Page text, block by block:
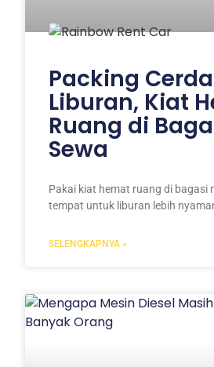
Packing
Liburan, Kiat
Ruang di
Sewa
Pakai kiat hemat ruang di bagasi
tempat untuk liburan lebih
SELENGKAPNYA »